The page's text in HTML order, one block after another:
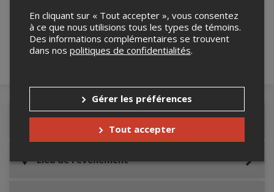
Détails de l'événement
Lieu de l'événement
En cliquant sur « Tout accepter », vous consentez
à ce que nous utilisions tous les types de témoins.
Des informations complémentaires se trouvent
dans nos politiques de confidentialités.
Gérer les préférences
Tout accepter